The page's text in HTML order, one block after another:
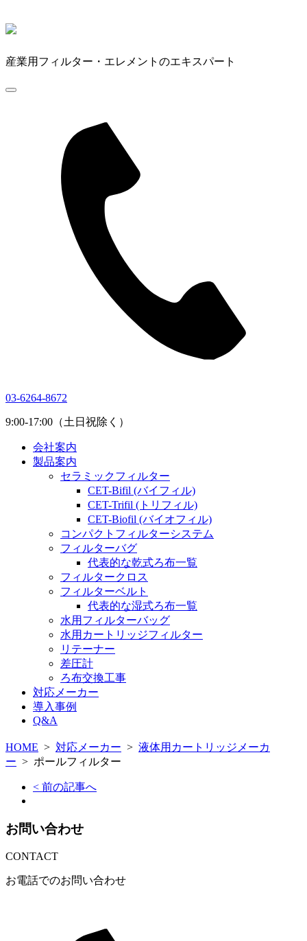
産業用フィルター・エレメントのエキスパート
03-6264-8672
9:00-17:00（土日祝除く）
会社案内
製品案内
セラミックフィルター
CET-Bifil (バイフィル)
CET-Trifil (トリフィル)
CET-Biofil (バイオフィル)
コンパクトフィルターシステム
フィルターバグ
代表的な乾式ろ布一覧
フィルタークロス
フィルターベルト
代表的な湿式ろ布一覧
水用フィルターバッグ
水用カートリッジフィルター
リテーナー
差圧計
ろ布交換工事
対応メーカー
導入事例
Q&A
HOME > 対応メーカー > 液体用カートリッジメーカ
ー > ポールフィルター
< 前の記事へ
お問い合わせ
CONTACT
お電話でのお問い合わせ